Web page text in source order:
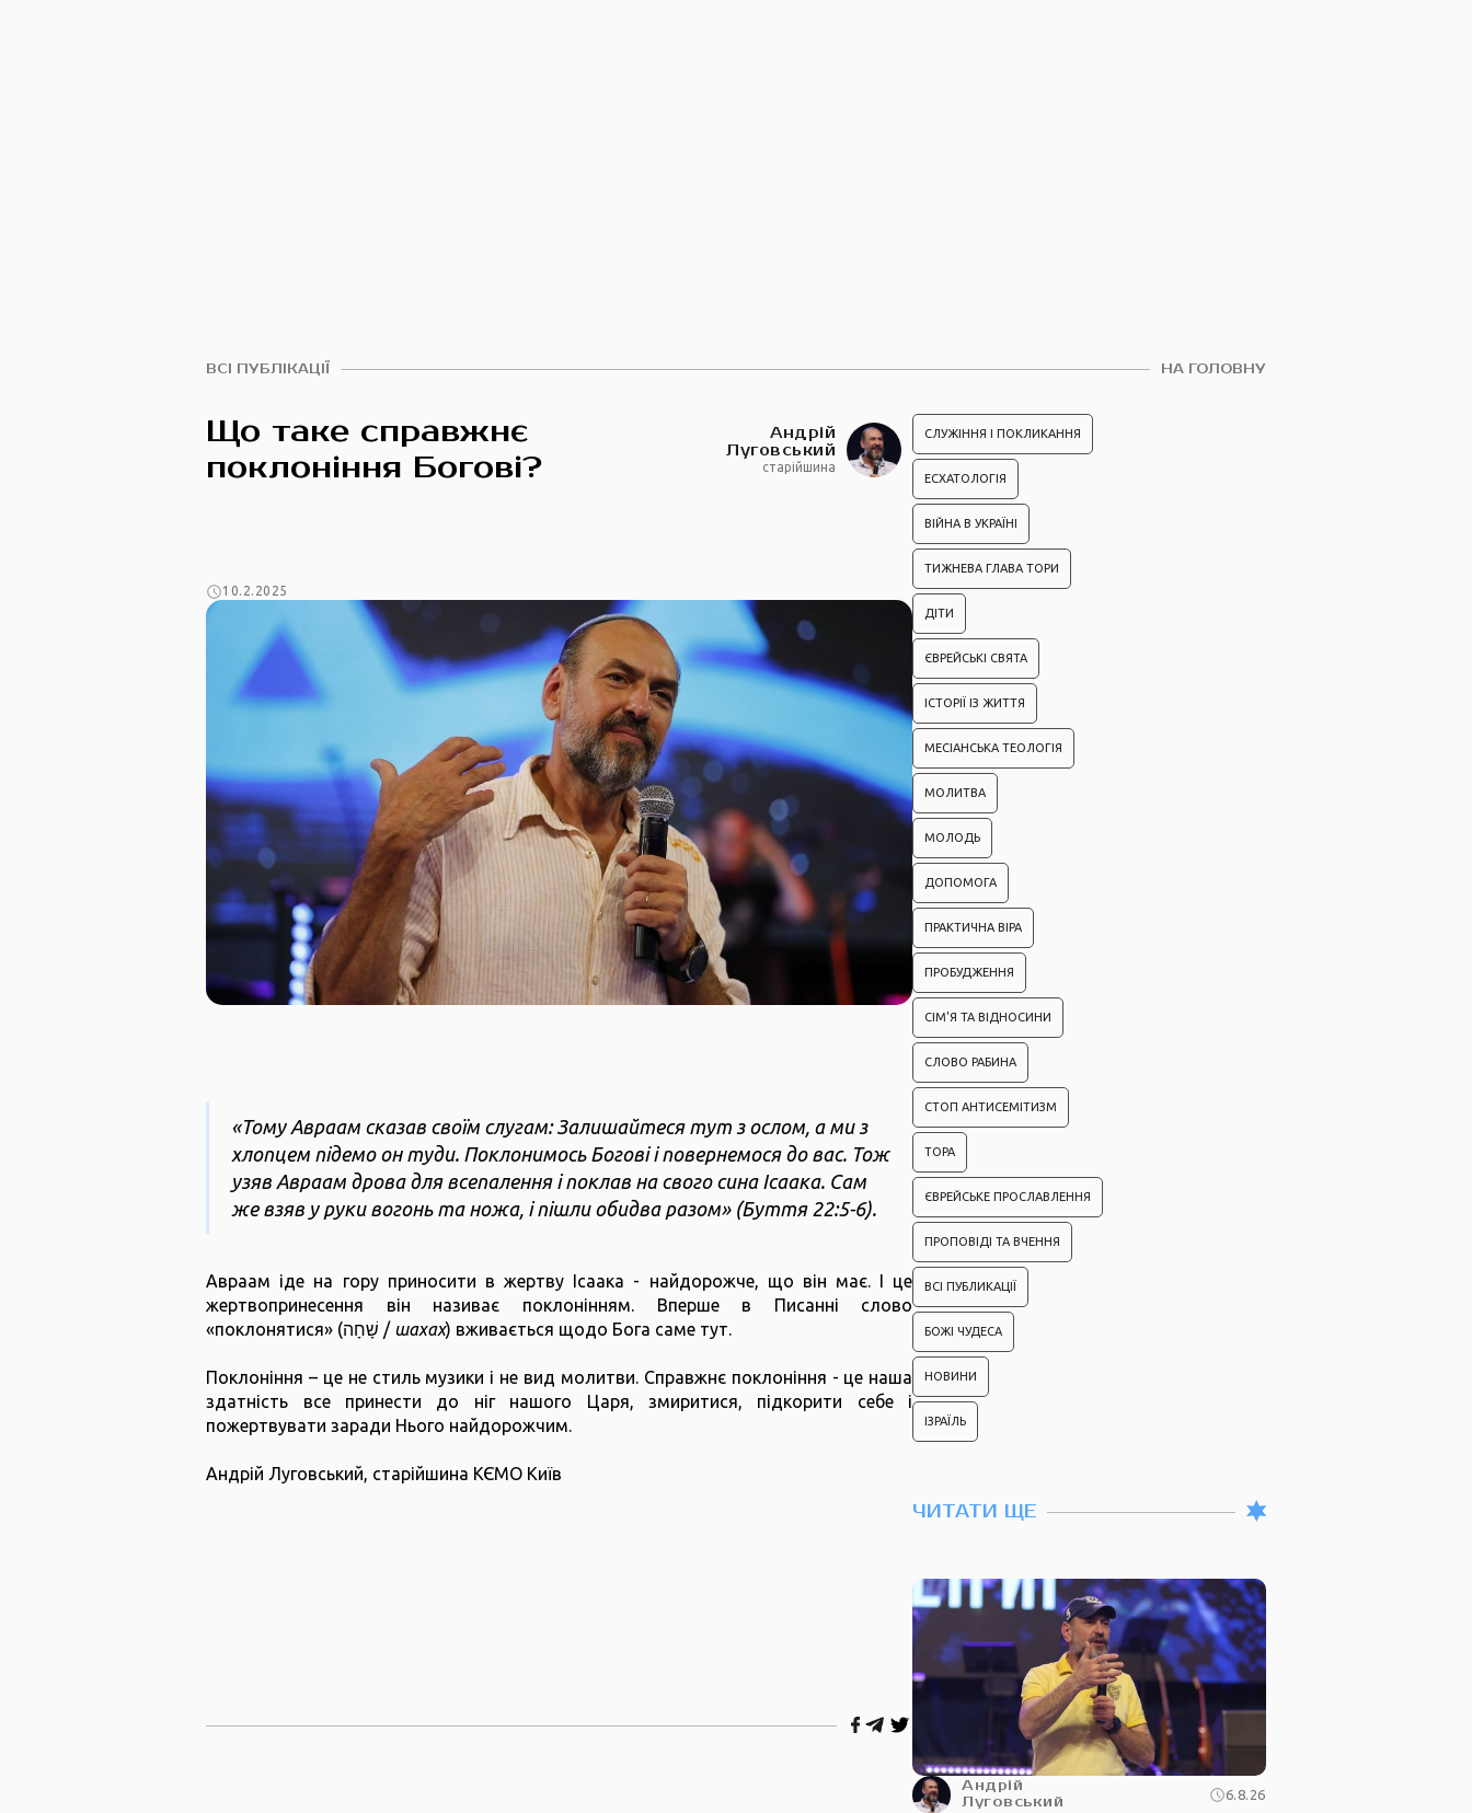
ВСІ ПУБЛІКАЦІЇ НА ГОЛОВНУ
Що таке справжнє
поклоніння Богові?
Андрій
Луговський
старійшина
10.2.2025
«Тому Авраам сказав своїм слугам: Залишайтеся тут з ослом, а ми з
хлопцем підемо он туди. Поклонимось Богові і повернемося до вас. Тож
узяв Авраам дрова для всепалення і поклав на свого сина Ісаака. Сам
же взяв у руки вогонь та ножа, і пішли обидва разом» (Буття 22:5-6).
Авраам іде на гору приносити в жертву Ісаака - найдорожче, що він має. І це
жертвопринесення він називає поклонінням. Вперше в Писанні слово
«поклонятися» (שָׁחָה / шахах) вживається щодо Бога саме тут.
Поклоніння – це не стиль музики і не вид молитви. Справжнє поклоніння - це наша
здатність все принести до ніг нашого Царя, змиритися, підкорити себе і
пожертвувати заради Нього найдорожчим.
Андрій Луговський, старійшина КЄМО Київ
СЛУЖІННЯ І ПОКЛИКАННЯ
ЕСХАТОЛОГІЯ
ВІЙНА В УКРАЇНІ
ТИЖНЕВА ГЛАВА ТОРИ
ДІТИ
ЄВРЕЙСЬКІ СВЯТА
ІСТОРІЇ ІЗ ЖИТТЯ
МЕСІАНСЬКА ТЕОЛОГІЯ
МОЛИТВА
МОЛОДЬ
ДОПОМОГА
ПРАКТИЧНА ВІРА
ПРОБУДЖЕННЯ
СІМ'Я ТА ВІДНОСИНИ
СЛОВО РАБИНА
СТОП АНТИСЕМІТИЗМ
ТОРА
ЄВРЕЙСЬКЕ ПРОСЛАВЛЕННЯ
ПРОПОВІДІ ТА ВЧЕННЯ
ВСІ ПУБЛИКАЦІЇ
БОЖІ ЧУДЕСА
НОВИНИ
ІЗРАЇЛЬ
ЧИТАТИ ЩЕ
Андрій
Луговський
6.8.26